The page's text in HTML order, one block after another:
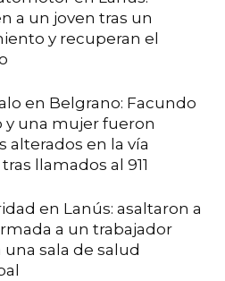
a un joven tras un
y recuperan el
en Belgrano: Facundo
y una mujer fueron
alterados en la vía
llamados al 911
en Lanús: asaltaron a
a un trabajador
sala de salud